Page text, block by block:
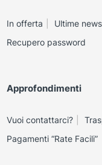
In offerta Ultime news
Recupero password
Approfondimenti
Vuoi contattarci?
Pagamenti “Rate Facili”